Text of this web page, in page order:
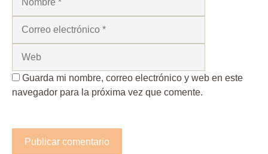
Guarda mi nombre, correo electrónico y web en este
navegador para la próxima vez que comente.